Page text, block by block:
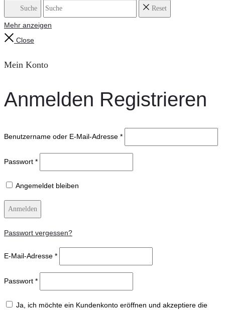
Suche Reset
Mehr anzeigen
Close
Mein Konto
Anmelden Registrieren
Benutzername oder E-Mail-Adresse *
Passwort *
Angemeldet bleiben
Anmelden
Passwort vergessen?
E-Mail-Adresse *
Passwort *
Ja, ich möchte ein Kundenkonto eröffnen und akzeptiere die